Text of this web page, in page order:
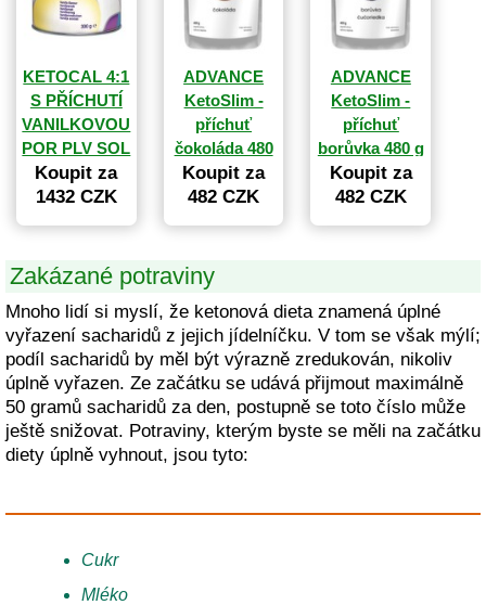
KETOCAL 4:1
S PŘÍCHUTÍ
VANILKOVOU
POR PLV SOL
1X300G
Koupit za
1432 CZK
ADVANCE
KetoSlim -
příchuť
čokoláda 480
g
Koupit za
482 CZK
ADVANCE
KetoSlim -
příchuť
borůvka 480 g
Koupit za
482 CZK
Zakázané potraviny
Mnoho lidí si myslí, že ketonová dieta znamená úplné
vyřazení sacharidů z jejich jídelníčku. V tom se však mýlí;
podíl sacharidů by měl být výrazně zredukován, nikoliv
úplně vyřazen. Ze začátku se udává přijmout maximálně
50 gramů sacharidů za den, postupně se toto číslo může
ještě snižovat. Potraviny, kterým byste se měli na začátku
diety úplně vyhnout, jsou tyto:
Cukr
Mléko